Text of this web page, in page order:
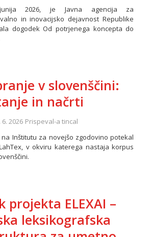
2026, je Javna agencija za
in inovacijsko dejavnost Republike
dogodek Od potrjenega koncepta do
v slovenščini:
in načrti
6. 2026 Prispeval-a tincal
Inštitutu za novejšo zgodovino potekal
v okviru katerega nastaja korpus
projekta ELEXAI –
leksikografska